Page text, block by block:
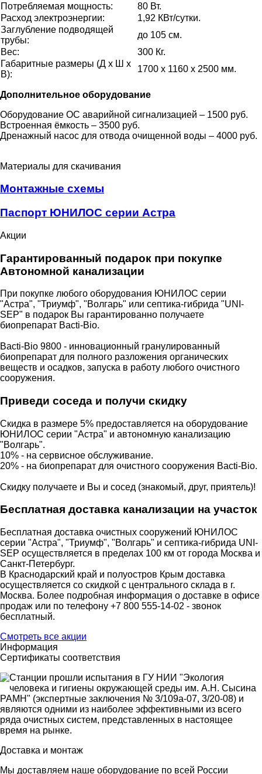
Потребляемая мощность:
80 Вт.
Расход электроэнергии:
1,92 КВт/сутки.
Заглубление подводящей
трубы:
до 105 см.
Вес:
300 Кг.
Габаритные размеры (Д х Ш х
В):
1700 x 1160 x 2500 мм.
Дополнительное оборудование
Оборудование ОС аварийной сигнализацией – 1500 руб.
Встроенная ёмкость – 3500 руб.
Дренажный насос для отвода очищенной воды – 4000 руб.
Материалы для скачивания
Монтажные схемы
Паспорт ЮНИЛОС серии Астра
Акции
Гарантированный подарок при покупке
Автономной канализации
При покупке любого оборудования ЮНИЛОС серии
"Астра", "Триумф", "Волгарь" или септика-гибрида "UNI-
SEP" в подарок Вы гарантированно получаете
биопрепарат Bacti-Bio.
Bacti-Bio 9800 - инновационный гранулированный
биопрепарат для полного разложения органических
веществ и осадков, запуска в работу любого очистного
сооружения.
Приведи соседа и получи скидку
Скидка в размере 5% предоставляется на оборудование
ЮНИЛОС серии "Астра" и автономную канализацию
"Волгарь".
10% - на сервисное обслуживание.
20% - на биопрепарат для очистного сооружения Bacti-Bio.
Скидку получаете и Вы и сосед (знакомый, друг, приятель)!
Бесплатная доставка канализации на участок
Бесплатная доставка очистных сооружений ЮНИЛОС
серии "Астра", "Триумф", "Волгарь" и септика-гибрида UNI-
SEP осуществляется в пределах 100 км от города Москва и
Санкт-Петербург.
В Краснодарский край и полуостров Крым доставка
осуществляется со скидкой с центрального склада в г.
Москва. Более подробная информация о доставке в офисе
продаж или по телефону +7 800 555-14-02 - звонок
бесплатный.
Смотреть все акции
Информация
Сертификаты соответствия
Станции прошли испытания в ГУ НИИ "Экология
человека и гигиены окружающей среды им. А.Н. Сыcина
РАМН" (экспертные заключения № 3/109а-07, 3/20-08) и
являются одними из наиболее эффективными из всего
ряда очистных систем, представленных в настоящее
время на рынке.
Доставка и монтаж
Мы доставляем наше оборудование по всей России